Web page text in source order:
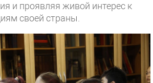
и проявляя живой интерес к
своей страны.